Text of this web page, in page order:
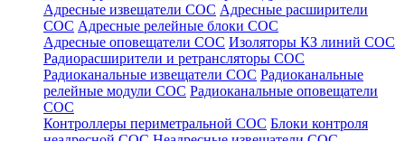
Адресные извещатели СОС Адресные расширители
СОС Адресные релейные блоки СОС
Адресные оповещатели СОС Изоляторы КЗ линий СОС
Радиорасширители и ретрансляторы СОС
Радиоканальные извещатели СОС Радиоканальные
релейные модули СОС Радиоканальные оповещатели
СОС
Контроллеры периметральной СОС Блоки контроля